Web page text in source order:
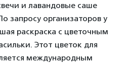
и лавандовые саше
запросу организаторов у
раскраска с цветочным
Этот цветок для
международным